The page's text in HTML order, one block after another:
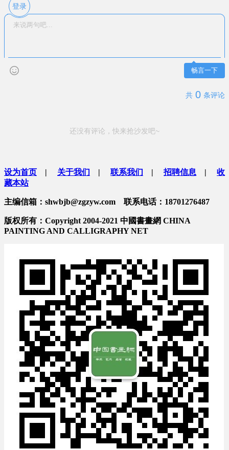
登录
畅言一下
共 0 条评论
还没有评论，快来抢沙发吧~
设为首页 | 关于我们 | 联系我们 | 招聘信息 | 收
藏本站
主编信箱：shwbjb@zgzyw.com 联系电话：18701276487
版权所有：Copyright 2004-2021 中國書畫網 CHINA
PAINTING AND CALLIGRAPHY NET